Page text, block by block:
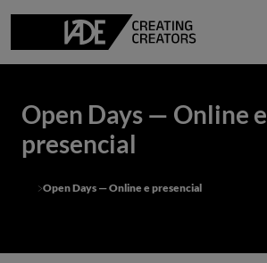
Open Days — Online e
presencial
Open Days — Online e presencial